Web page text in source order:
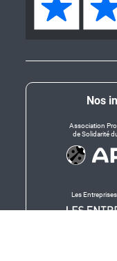
Nos
Association
de Solidarité
Les